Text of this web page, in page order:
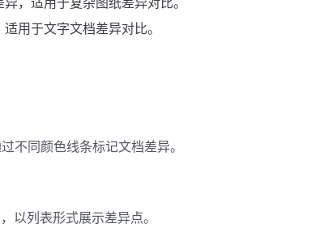
用于文字文档差异对比。
不同颜色线条标记文档差异。
以列表形式展示差异点。